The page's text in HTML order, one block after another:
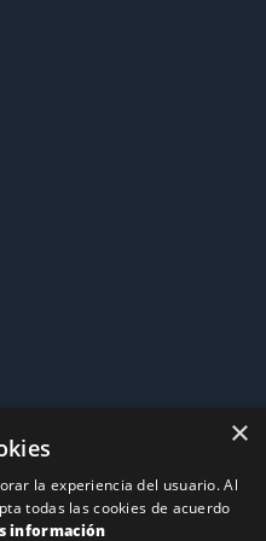
×
la experiencia del usuario. Al
todas las cookies de acuerdo
información